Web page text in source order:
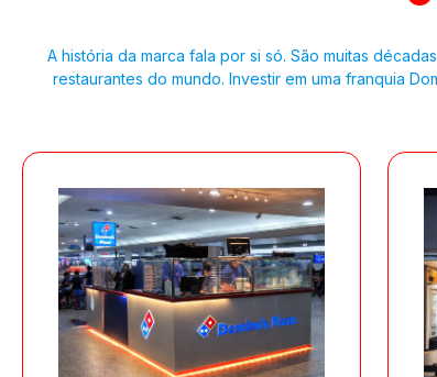
A história da marca fala por si só. São muitas
restaurantes do mundo. Investir em uma franquia